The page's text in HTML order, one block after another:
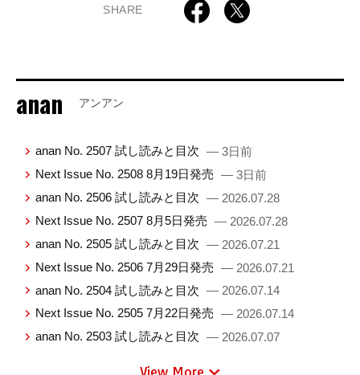
SHARE
anan アンアン
anan No. 2507 試し読みと目次 — 3日前
Next Issue No. 2508 8月19日発売 — 3日前
anan No. 2506 試し読みと目次 — 2026.07.28
Next Issue No. 2507 8月5日発売 — 2026.07.28
anan No. 2505 試し読みと目次 — 2026.07.21
Next Issue No. 2506 7月29日発売 — 2026.07.21
anan No. 2504 試し読みと目次 — 2026.07.14
Next Issue No. 2505 7月22日発売 — 2026.07.14
anan No. 2503 試し読みと目次 — 2026.07.07
View More